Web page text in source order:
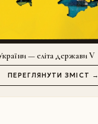
— еліта держави V
ПЕРЕГЛЯНУТИ ЗМІСТ →